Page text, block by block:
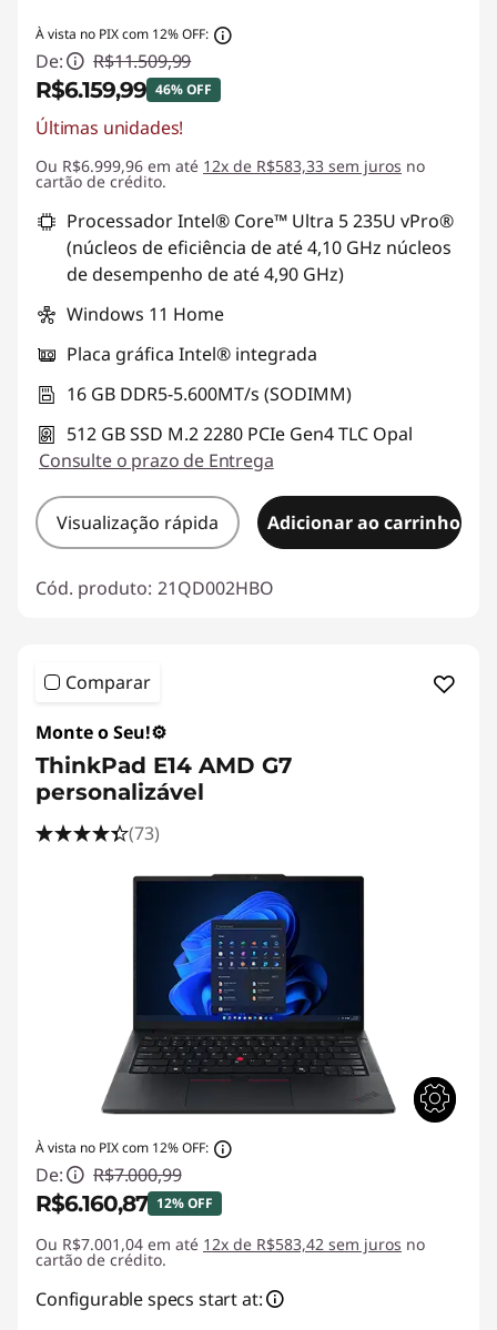
À vista no PIX com 12% OFF:
De: R$11.509,99
R$6.159,99 46% OFF
Economias instantâneas :
Últimas unidades!
Ou R$6.999,96 em até 12x de R$583,33 sem juros no
cartão de crédito.
Processador Intel® Core™ Ultra 5 235U vPro®
(núcleos de eficiência de até 4,10 GHz núcleos
de desempenho de até 4,90 GHz)
Windows 11 Home
Placa gráfica Intel® integrada
16 GB DDR5-5.600MT/s (SODIMM)
512 GB SSD M.2 2280 PCIe Gen4 TLC Opal
Consulte o prazo de Entrega
Visualização rápida Adicionar ao carrinho
Cód. produto: 21QD002HBO
Comparar
Monte o Seu!⚙️
ThinkPad E14 AMD G7
personalizável
(73)
À vista no PIX com 12% OFF:
De: R$7.000,99
R$6.160,87 12% OFF
Economias instantâneas :-R$840,12
Ou R$7.001,04 em até 12x de R$583,42 sem juros no
cartão de crédito.
Configurable specs start at: